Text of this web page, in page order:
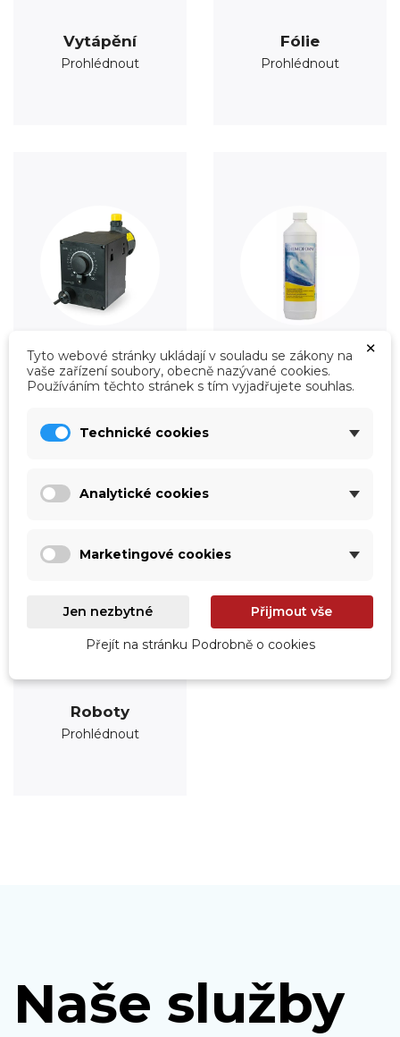
Vytápění
Prohlédnout
Fólie
Prohlédnout
Úprava vody Údržba
Prohlédnout
Roboty
Prohlédnout
Naše služby
×
Tyto webové stránky ukládají v souladu se zákony na
vaše zařízení soubory, obecně nazývané cookies.
Používáním těchto stránek s tím vyjadřujete souhlas.
Technické cookies
Analytické cookies
Marketingové cookies
Jen nezbytné Přijmout vše
Přejít na stránku Podrobně o cookies